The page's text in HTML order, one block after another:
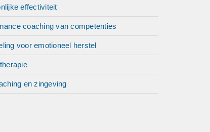
effectiviteit
coaching van competenties
voor emotioneel herstel
en zingeving